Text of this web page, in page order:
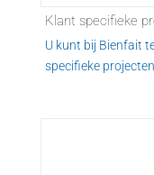
Klant specifieke
U kunt bij Bienfait
specifieke